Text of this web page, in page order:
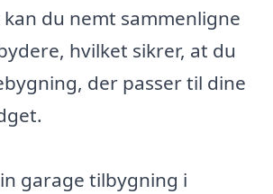
du nemt sammenligne
hvilket sikrer, at du
der passer til dine
garage tilbygning i